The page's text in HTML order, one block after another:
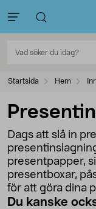
Startsida Hem
Dags att slå in
presentpapper,
presentboxar,
för att göra dina
Du kanske